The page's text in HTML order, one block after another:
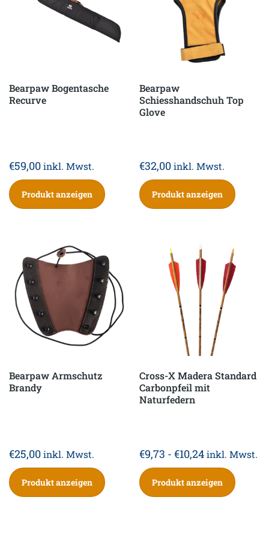
Bearpaw Bogentasche
Recurve
€59,00inkl. Mwst.
Produkt anzeigen
Bearpaw
Schiesshandschuh Top
Glove
€32,00 inkl. Mwst.
Produkt anzeigen
Bearpaw Armschutz
Brandy
€25,00inkl. Mwst.
Produkt anzeigen
Cross-X Madera Standard
Carbonpfeil mit
Naturfedern
€9,73 -€10,24 inkl. Mwst.
Produkt anzeigen